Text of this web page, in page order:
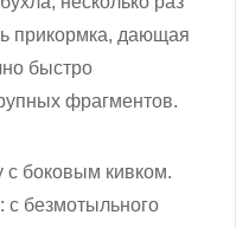
прикормка, дающая
быстро
фрагментов.
с боковым кивком.
с безмотыльного